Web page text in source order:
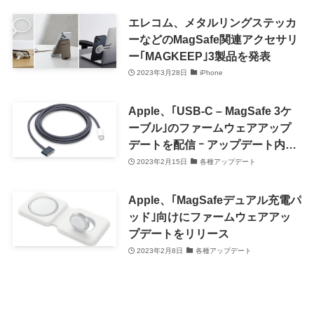
エレコム、メタルリングステッカ
ーなどのMagSafe関連アクセサリ
ー｢MAGKEEP｣3製品を発表
2023年3月28日 iPhone
Apple、｢USB-C – MagSafe 3ケ
ーブル｣のファームウェアアップ
デートを配信 ｰ アップデート内容
は不明
2023年2月15日 各種アップデート
Apple、｢MagSafeデュアル充電パ
ッド｣向けにファームウェアアッ
プデートをリリース
2023年2月8日 各種アップデート